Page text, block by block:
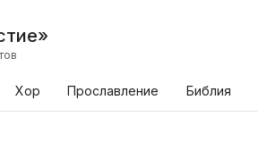
Хор Прославление Библия